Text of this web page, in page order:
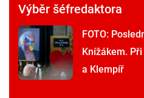
Výběr šéfredaktora
FOTO:
Knížákem.
a Klempíř